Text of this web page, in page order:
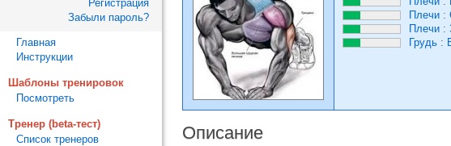
Плечи :
Плечи :
Грудь :
Описание
Регистрация
Забыли пароль?
Главная
Инструкции
Шаблоны тренировок
Посмотреть
Тренер (beta-тест)
Список тренеров